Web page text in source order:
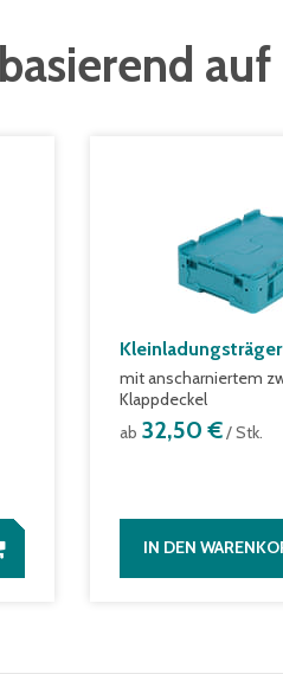
Kleinladungsträger
mit anscharniertem
Klappdeckel
ab 32,50 €/ Stk.
IN DEN